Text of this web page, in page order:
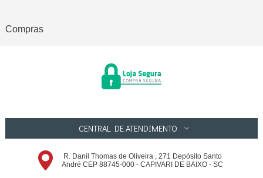
Compras
CENTRAL DE ATENDIMENTO
R. Danil Thomas de Oliveira , 271 Depósito Santo
André CEP 88745-000 - CAPIVARI DE BAIXO - SC